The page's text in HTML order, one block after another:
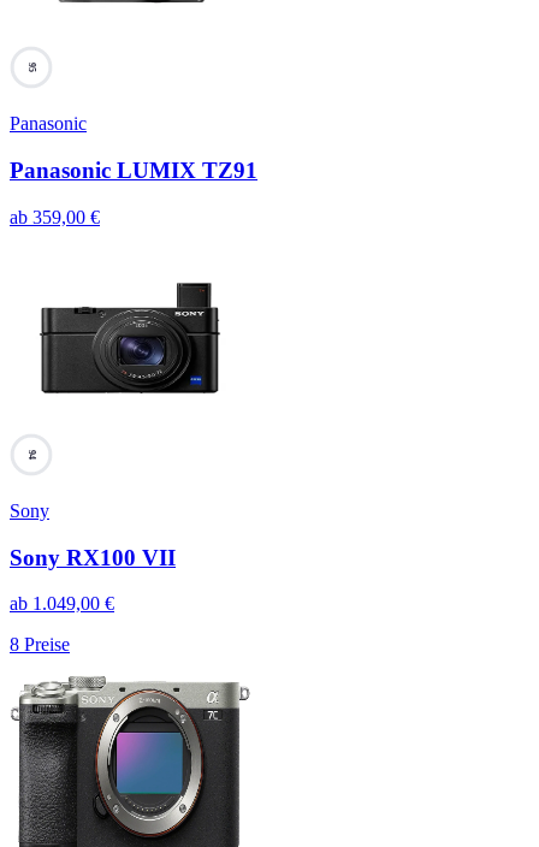
95
Panasonic
Panasonic LUMIX TZ91
ab 359,00 €
94
Sony
Sony RX100 VII
ab 1.049,00 €
8 Preise